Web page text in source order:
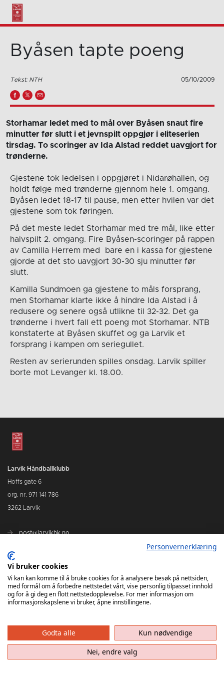
Byåsen tapte poeng
Tekst: NTH 05/10/2009
Storhamar ledet med to mål over Byåsen snaut fire
minutter før slutt i et jevnspilt oppgjør i eliteserien
tirsdag. To scoringer av Ida Alstad reddet uavgjort for
trønderne.
Gjestene tok ledelsen i oppgjøret i Nidarøhallen, og
holdt følge med trønderne gjennom hele 1. omgang.
Byåsen ledet 18-17 til pause, men etter hvilen var det
gjestene som tok føringen.
På det meste ledet Storhamar med tre mål, like etter
halvspilt 2. omgang. Fire Byåsen-scoringer på rappen
av Camilla Herrem med bare en i kassa for gjestene
gjorde at det sto uavgjort 30-30 sju minutter før
slutt.
Kamilla Sundmoen ga gjestene to måls forsprang,
men Storhamar klarte ikke å hindre Ida Alstad i å
redusere og senere også utlikne til 32-32. Det ga
trønderne i hvert fall ett poeng mot Storhamar. NTB
konstaterte at Byåsen skuffet og ga Larvik et
forsprang i kampen om seriegullet.
Resten av serierunden spilles onsdag. Larvik spiller
borte mot Levanger kl. 18.00.
Larvik Håndballklubb
Hoffs gate 6
org. nr. 971 141 786
3262 Larvik
post@larvikhk.no
Personvernerklæring
Vi bruker cookies
Vi kan kan komme til å bruke cookies for å analysere besøk på nettsiden,
med formål om å forbedre nettstedet vårt, vise personlig tilpasset innhold
og for å gi deg en flott nettstedopplevelse. For mer informasjon om
informasjonskapslene vi bruker, åpne innstillingene.
Godta alle
Kun nødvendige
Nei, endre valg